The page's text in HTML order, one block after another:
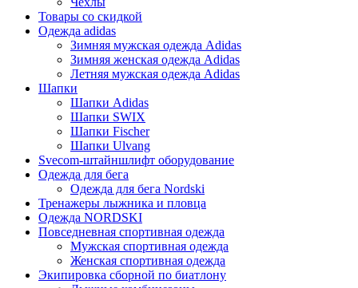
Товары со скидкой
Одежда adidas
Зимняя мужская одежда Adidas
Зимняя женская одежда Adidas
Летняя мужская одежда Adidas
Шапки
Шапки Adidas
Шапки SWIX
Шапки Fischer
Шапки Ulvang
Svecom-штайншлифт оборудование
Одежда для бега
Одежда для бега Nordski
Тренажеры лыжника и пловца
Одежда NORDSKI
Повседневная спортивная одежда
Мужская спортивная одежда
Женская спортивная одежда
Экипировка сборной по биатлону